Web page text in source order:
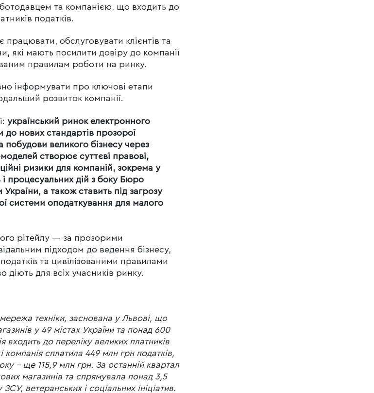
та компанією, що входить до
податків.
обслуговувати клієнтів та
які мають посилити довіру до компанії
правилам роботи на ринку.
інформувати про ключові етапи
розвиток компанії.
український ринок електронного
до нових стандартів прозорої
побудови великого бізнесу через
створює суттєві правові,
ризики для компаній, зокрема у
процесуальних дій з боку Бюро
України, а також ставить під загрозу
системи оподаткування для малого
рітейлу — за прозорими
підходом до ведення бізнесу,
та цивілізованими правилами
для всіх учасників ринку.
техніки, заснована у Львові, що
у 49 містах України та понад 600
входить до переліку великих платників
компанія сплатила 449 млн грн податків,
– ще 115,9 млн грн. За останній квартал
магазинів та спрямувала понад 3,5
ветеранських і соціальних ініціатив.